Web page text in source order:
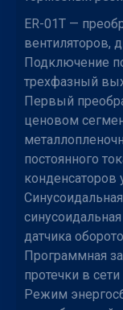
ER-01T —
вентиляторов,
Подключение
трехфазный
Первый
ценовом
постоянного
конденсаторов
датчика
Программная
протечки в
Режим